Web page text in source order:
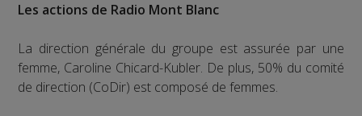
Les actions de Radio Mont Blanc
La direction générale du groupe est assurée par une
femme, Caroline Chicard-Kubler. De plus, 50% du comité
de direction (CoDir) est composé de femmes.